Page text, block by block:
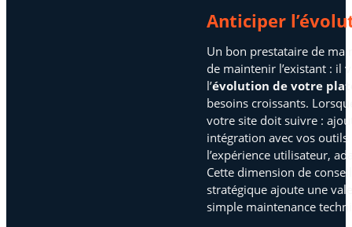
Anticiper
Un bon prestataire de
de maintenir l’existant : il
l’évolution de votre
besoins croissants.
votre site doit suivre :
intégration avec vos
l’expérience utilisateur,
Cette dimension de
stratégique ajoute une
simple maintenance